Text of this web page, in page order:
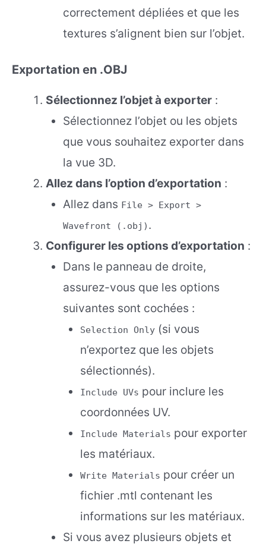
correctement dépliées et que les
textures s’alignent bien sur l’objet.
Exportation en .OBJ
Sélectionnez l’objet à exporter :
Sélectionnez l’objet ou les objets
que vous souhaitez exporter dans
la vue 3D.
Allez dans l’option d’exportation :
Allez dans File > Export >
Wavefront (.obj) .
Configurer les options d’exportation :
Dans le panneau de droite,
assurez-vous que les options
suivantes sont cochées :
Selection Only(si vous
n’exportez que les objets
sélectionnés).
Include UVs pour inclure les
coordonnées UV.
Include Materials pour exporter
les matériaux.
Write Materials pour créer un
fichier .mtl contenant les
informations sur les matériaux.
Si vous avez plusieurs objets et